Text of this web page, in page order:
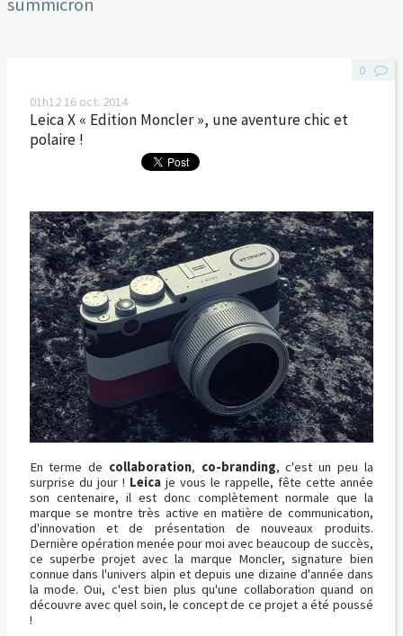
01h1216 oct. 2014
Leica X « Edition Moncler », une aventure chic et
polaire !
En terme de collaboration, co-branding, c'est un peu la
surprise du jour ! Leicaje vous le rappelle, fête cette année
son centenaire, il est donc complètement normale que la
marque se montre très active en matière de communication,
d'innovation et de présentation de nouveaux produits.
Dernière opération menée pour moi avec beaucoup de succès,
ce superbe projet avec la marque Moncler, signature bien
connue dans l'univers alpin et depuis une dizaine d'année dans
la mode. Oui, c'est bien plus qu'une collaboration quand on
découvre avec quel soin, le concept de ce projet a été poussé
!
0